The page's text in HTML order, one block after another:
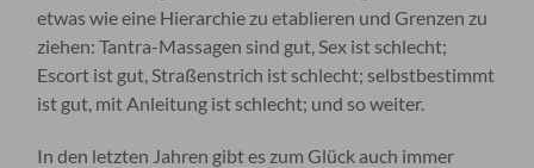
etwas wie eine Hierarchie zu etablieren und Grenzen zu
ziehen: Tantra-Massagen sind gut, Sex ist schlecht;
Escort ist gut, Straßenstrich ist schlecht; selbstbestimmt
ist gut, mit Anleitung ist schlecht; und so weiter.
In den letzten Jahren gibt es zum Glück auch immer